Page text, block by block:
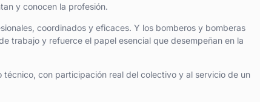
y conocen la profesión.
coordinados y eficaces. Y los bomberos y bomberas
trabajo y refuerce el papel esencial que desempeñan en la
con participación real del colectivo y al servicio de un